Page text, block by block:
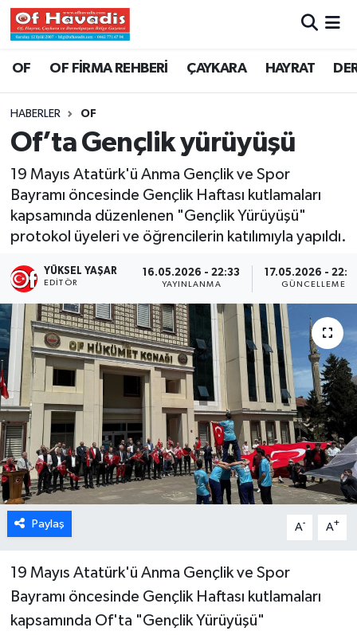
OF OF FİRMA REHBERİ ÇAYKARA HAYRAT
HABERLER OF
Of’ta Gençlik yürüyüşü
19 Mayıs Atatürk'ü Anma Gençlik ve Spor
Bayramı öncesinde Gençlik Haftası kutlamaları
kapsamında düzenlenen "Gençlik Yürüyüşü"
protokol üyeleri ve öğrencilerin katılımıyla yapıldı.
YÜKSEL YAŞAR
EDITÖR
16.05.2026 - 22:33
YAYINLANMA
17.05.2026 -
GÜNCELLEME
Paylaş A- A+
19 Mayıs Atatürk'ü Anma Gençlik ve Spor
Bayramı öncesinde Gençlik Haftası kutlamaları
kapsamında Of'ta "Gençlik Yürüyüşü"
Trabzon Nöbetçi Eczaneler
Trabzon Namaz Vakitleri
Trabzon Trafik Yoğunluk Haritası
Süper Lig Puan Durumu ve Fikstür
Tüm Manşetler
Son Dakika Haberleri
Haber Arşivi